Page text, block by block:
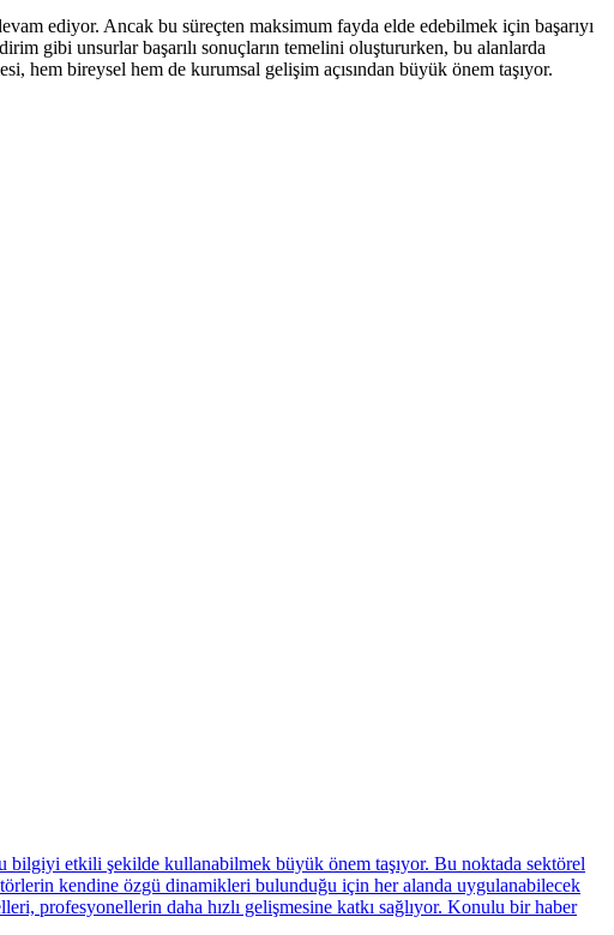
ediyor. Ancak bu süreçten maksimum fayda elde edebilmek için başarıyı
gibi unsurlar başarılı sonuçların temelini oluştururken, bu alanlarda
hem bireysel hem de kurumsal gelişim açısından büyük önem taşıyor.